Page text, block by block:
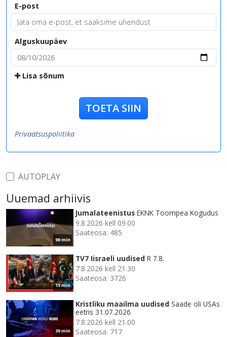
E-post
Alguskuupäev
Lisa sõnum
TOETA SIIN
Privaatsuspoliitika
AUTOPLAY
Uuemad arhiivis
90 min
Jumalateenistus EKNK Toompea Kogudus
9.8.2026 kell 09.00
Saateosa: 485
15 min
TV7 Iisraeli uudised R 7.8.
7.8.2026 kell 21.30
Saateosa: 3726
30 min
Kristliku maailma uudised Saade oli USAs
eetris 31.07.2026
7.8.2026 kell 21.00
Saateosa: 717